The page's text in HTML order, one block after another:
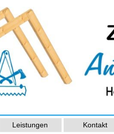
Leistungen Kontakt